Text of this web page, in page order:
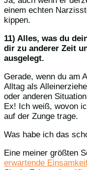
einem echten
kippen.
11) Alles, was du
dir zu anderer Zeit
ausgelegt.
Gerade, wenn du am
Alltag als
oder anderen
Ex! Ich weiß, wovon
auf der Zunge trage.
Was habe ich das
Eine meiner größten
erwartende